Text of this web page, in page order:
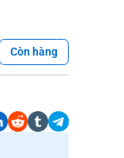
Còn hàng